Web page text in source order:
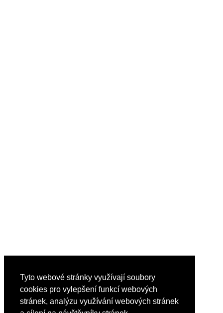
Tyto webové stránky využívají soubory
cookies pro vylepšení funkcí webových
stránek, analýzu využívání webových stránek